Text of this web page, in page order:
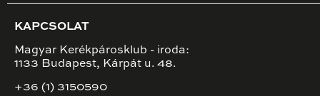
KAPCSOLAT
Magyar Kerékpárosklub - iroda:
1133 Budapest, Kárpát u. 48.
+36 (1) 3150590